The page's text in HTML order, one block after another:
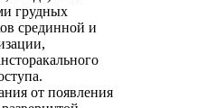
грудных
срединной и
от появления